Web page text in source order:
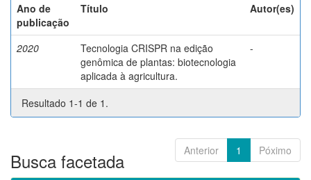
Ano de
publicação
Título Autor(es)
2020
Tecnologia CRISPR na edição
genômica de plantas: biotecnologia
aplicada à agricultura.
-
Resultado 1-1 de 1.
Anterior 1 Póximo
Busca facetada